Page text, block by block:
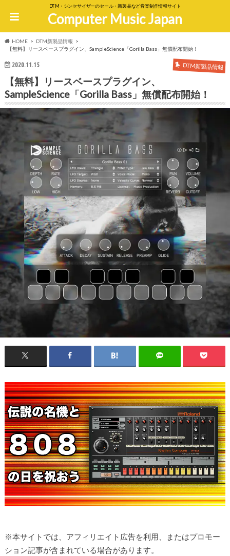
DTM・シンセサイザーのセール・新製品など音楽制作情報サイト
Computer Music Japan
HOME
DTM新製品情報
【無料】リースベースプラグイン、SampleScience「Gorilla Bass」無償配布開始！
2020.11.15 DTM新製品情報
【無料】リースベースプラグイン、
SampleScience「Gorilla Bass」無償配布開始！
※本サイトでは、アフィリエイト広告を利用、またはプロモー
ション記事が含まれている場合があります。